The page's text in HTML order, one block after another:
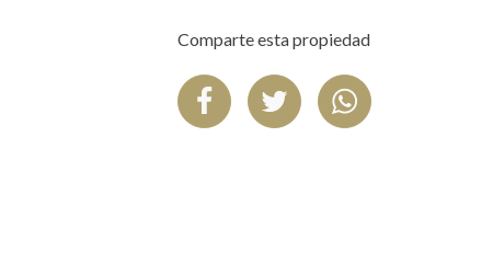
Comparte esta propiedad